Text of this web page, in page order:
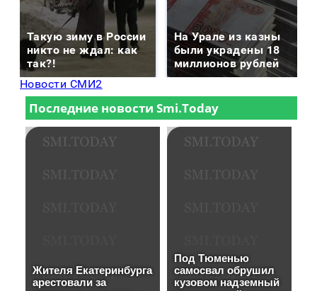
Такую зиму в России
никто не ждал: как
так?!
На Урале из казны
были украдены 18
миллионов рублей
Новости СМИ2